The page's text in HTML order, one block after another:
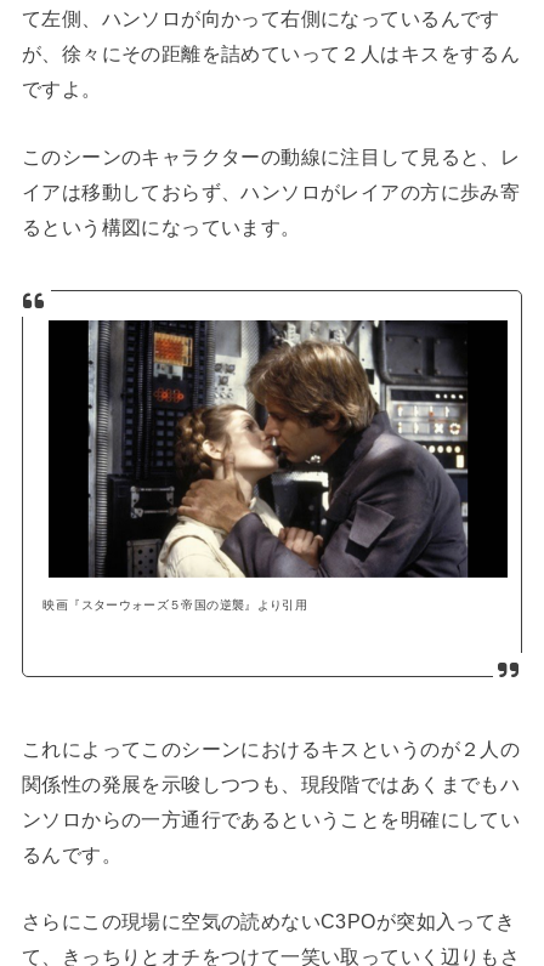
て左側、ハンソロが向かって右側になっているんです
が、徐々にその距離を詰めていって２人はキスをするん
ですよ。
このシーンのキャラクターの動線に注目して見ると、レ
イアは移動しておらず、ハンソロがレイアの方に歩み寄
るという構図になっています。
映画『スターウォーズ５帝国の逆襲』より引用
これによってこのシーンにおけるキスというのが２人の
関係性の発展を示唆しつつも、現段階ではあくまでもハ
ンソロからの一方通行であるということを明確にしてい
るんです。
さらにこの現場に空気の読めないC3POが突如入ってき
て、きっちりとオチをつけて一笑い取っていく辺りもさ